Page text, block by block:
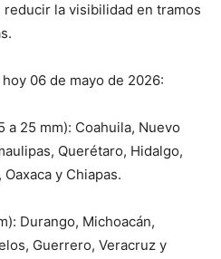
la visibilidad en tramos
06 de mayo de 2026:
a 25 mm): Coahuila, Nuevo
Querétaro, Hidalgo,
y Chiapas.
Durango, Michoacán,
Guerrero, Veracruz y